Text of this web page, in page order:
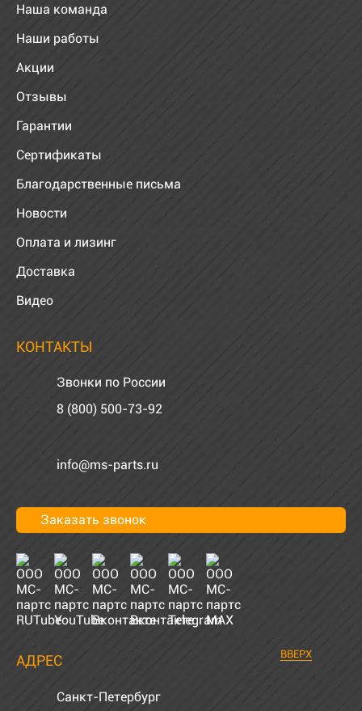
Наша команда
Наши работы
Акции
Отзывы
Гарантии
Сертификаты
Благодарственные письма
Новости
Оплата и лизинг
Доставка
Видео
КОНТАКТЫ
Звонки по России
8 (800) 500-73-92
info@ms-parts.ru
Заказать звонок
АДРЕС
Санкт-Петербург
ВВЕРХ